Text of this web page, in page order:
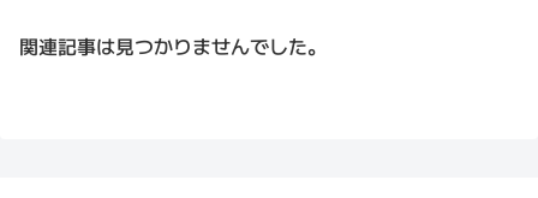
関連記事は見つかりませんでした。